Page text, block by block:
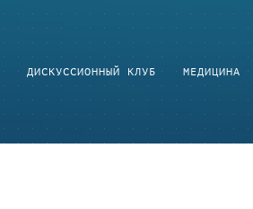
ДИСКУССИОННЫЙ КЛУБ МЕДИЦИНА